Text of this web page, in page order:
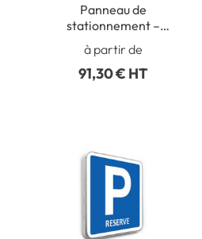
Panneau de
stationnement –
Parking Emplacement
Privé
à partir de
91,30 € HT